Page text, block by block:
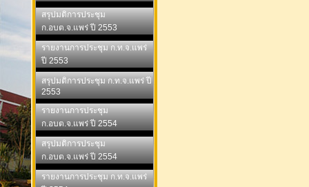
สรุปมติการประชุม
ก.อบต.จ.แพร่ ปี 2553
รายงานการประชุม ก.ท.จ.แพร่
ปี 2553
สรุปมติการประชุม ก.ท.จ.แพร่ ปี
2553
รายงานการประชุม
ก.อบต.จ.แพร่ ปี 2554
สรุปมติการประชุม
ก.อบต.จ.แพร่ ปี 2554
รายงานการประชุม ก.ท.จ.แพร่